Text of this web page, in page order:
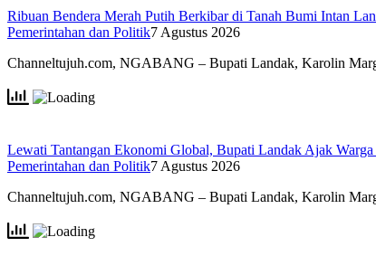
Ribuan Bendera Merah Putih Berkibar di Tanah Bumi Intan
Pemerintahan dan Politik7 Agustus 2026
Channeltujuh.com, NGABANG – Bupati Landak, Karolin
Lewati Tantangan Ekonomi Global, Bupati Landak Ajak
Pemerintahan dan Politik7 Agustus 2026
Channeltujuh.com, NGABANG – Bupati Landak, Karolin